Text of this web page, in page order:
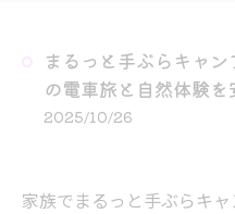
まるっと手ぶらキャ
の電車旅と自然体験
2025/10/26
家族でまるっと手ぶらキ